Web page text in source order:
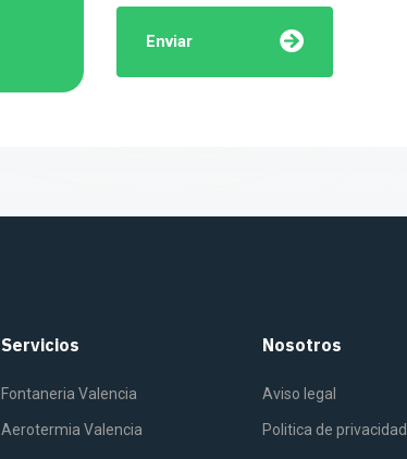
Enviar
Servicios
Fontaneria Valencia
Aerotermia Valencia
Nosotros
Aviso legal
Politica de privacidad